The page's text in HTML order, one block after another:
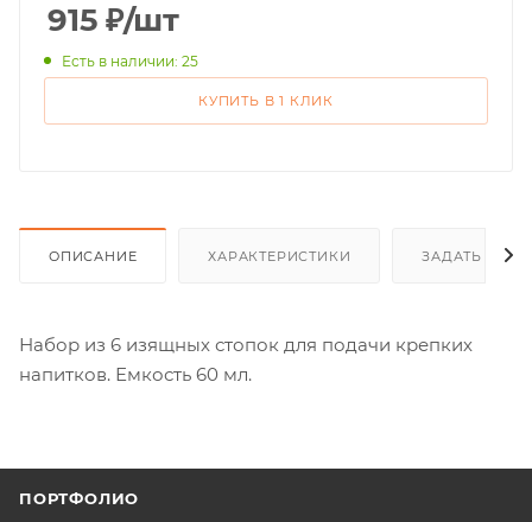
915 ₽/шт
Есть в наличии: 25
КУПИТЬ В 1 КЛИК
ОПИСАНИЕ ХАРАКТЕРИСТИКИ ЗАДАТЬ
Набор из 6 изящных стопок для подачи крепких
напитков. Емкость 60 мл.
ПОРТФОЛИО